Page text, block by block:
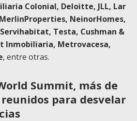
Colonial, Deloitte, JLL, Lar
NeinorHomes,
Testa, Cushman &
Inmobiliaria, Metrovacesa,
, entre otras.
Summit, más de
para desvelar